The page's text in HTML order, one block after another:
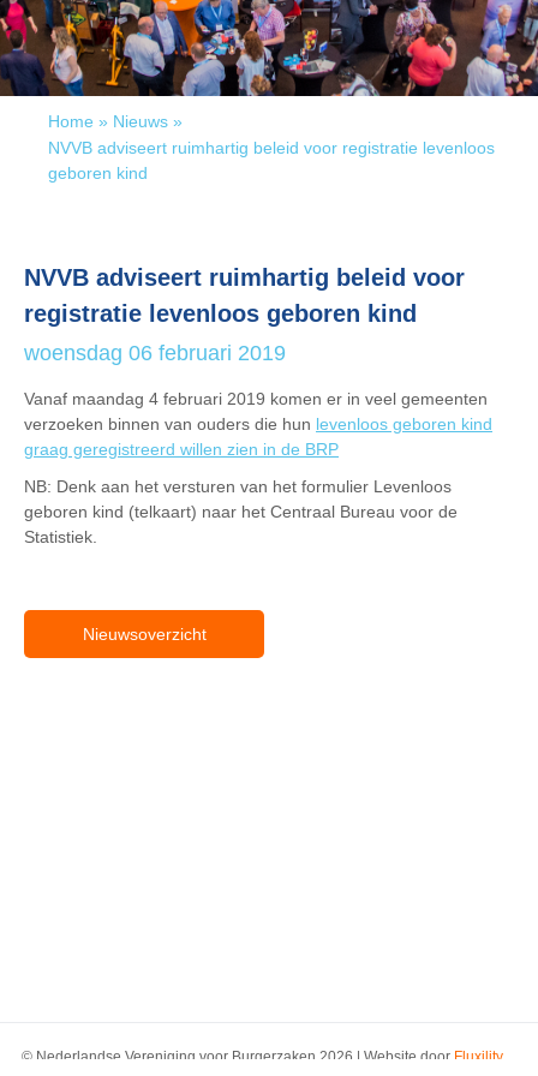
Home » Nieuws »
NVVB adviseert ruimhartig beleid voor registratie levenloos
geboren kind
NVVB adviseert ruimhartig beleid voor
registratie levenloos geboren kind
woensdag 06 februari 2019
Vanaf maandag 4 februari 2019 komen er in veel gemeenten
verzoeken binnen van ouders die hun levenloos geboren kind
graag geregistreerd willen zien in de BRP
NB: Denk aan het versturen van het formulier Levenloos
geboren kind (telkaart) naar het Centraal Bureau voor de
Statistiek.
Nieuwsoverzicht
© Nederlandse Vereniging voor Burgerzaken 2026 | Website door Fluxility